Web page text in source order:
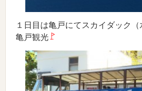
１日目は亀戸にてスカイダック
亀戸観光